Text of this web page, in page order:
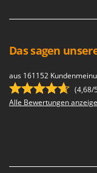
Zomax
Das sagen
aus 161152
(4,68/
Alle Bewertungen